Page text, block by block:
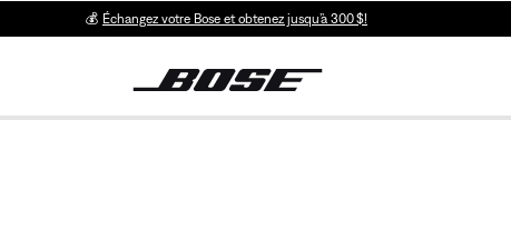
💰 Échangez votre Bose et obtenez jusqu’à 300 $!